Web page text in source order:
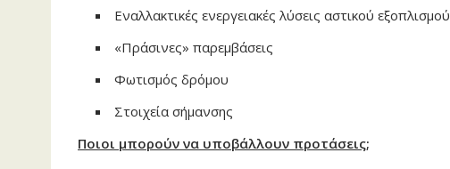
Εναλλακτικές ενεργειακές λύσεις αστικού εξοπλισμού
«Πράσινες» παρεμβάσεις
Φωτισμός δρόμου
Στοιχεία σήμανσης
Ποιοι μπορούν να υποβάλλουν προτάσεις;